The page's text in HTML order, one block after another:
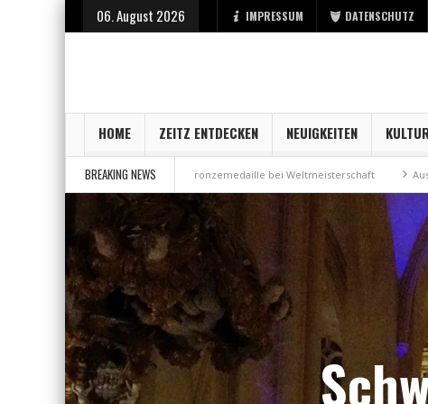
06. August 2026 IMPRESSUM DATENSCHUTZ
HOME ZEITZ ENTDECKEN NEUIGKEITEN
BREAKING NEWS
Bronzemedaille bei Weltmeisterschaft Aus Millennium wird